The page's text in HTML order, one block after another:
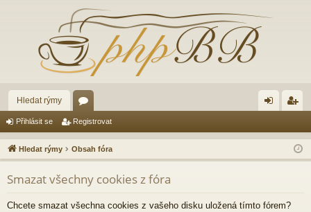
Hledat rýmy
ór
a lá
sit
ist
ro
Přihlásit se Registrovat
Hledat rýmy Obsah fóra
Smazat všechny cookies z fóra
Chcete smazat všechna cookies z vašeho disku uložená tímto fórem?